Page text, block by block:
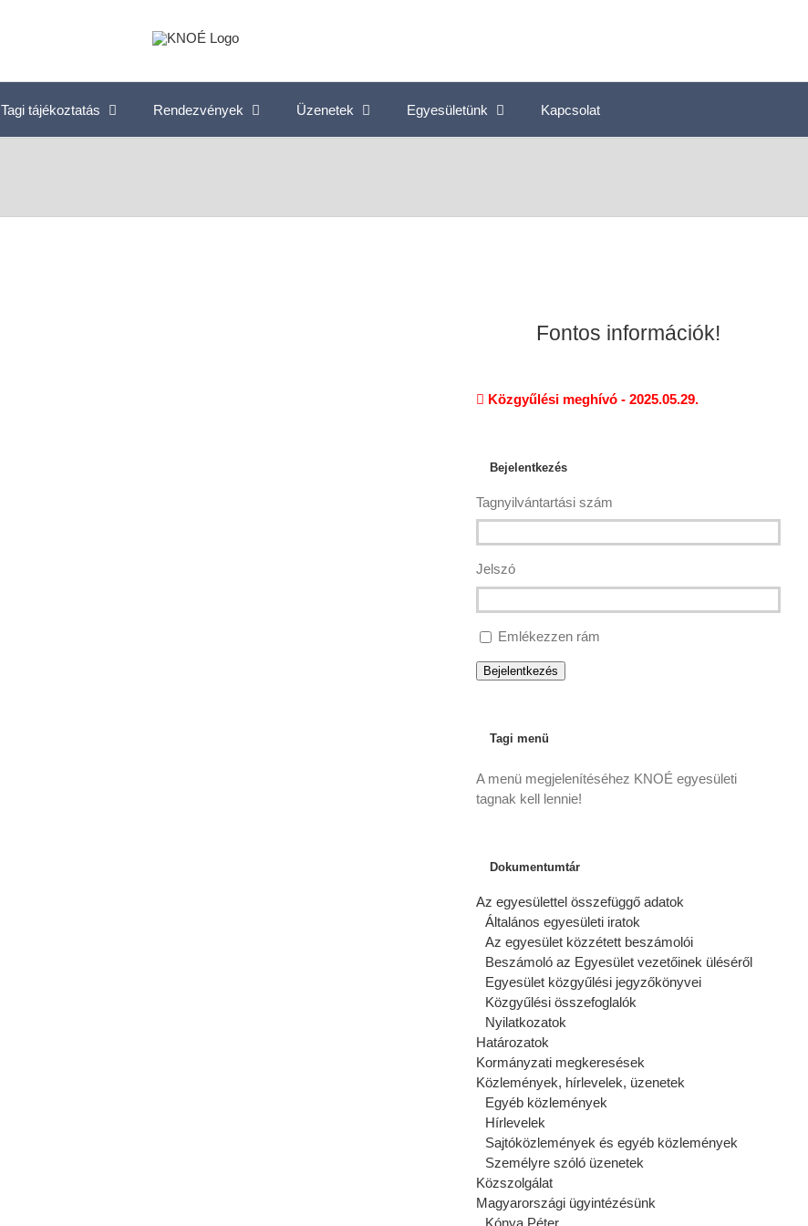
Tagi tájékoztatás Rendezvények Üzenetek Egyesületünk Kapcsolat
Fontos információk!
Közgyűlési meghívó - 2025.05.29.
Bejelentkezés
Tagnyilvántartási szám
Jelszó
Emlékezzen rám
Bejelentkezés
Tagi menü
A menü megjelenítéséhez KNOÉ egyesületi
tagnak kell lennie!
Dokumentumtár
Az egyesülettel összefüggő adatok
Általános egyesületi iratok
Az egyesület közzétett beszámolói
Beszámoló az Egyesület vezetőinek üléséről
Egyesület közgyűlési jegyzőkönyvei
Közgyűlési összefoglalók
Nyilatkozatok
Határozatok
Kormányzati megkeresések
Közlemények, hírlevelek, üzenetek
Egyéb közlemények
Hírlevelek
Sajtóközlemények és egyéb közlemények
Személyre szóló üzenetek
Közszolgálat
Magyarországi ügyintézésünk
Kónya Péter